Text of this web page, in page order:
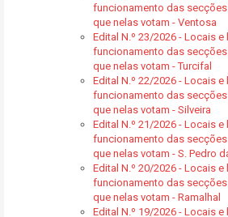
funcionamento das
que nelas votam - Ventosa
Edital N.º 23/2026 - Locais
funcionamento das
que nelas votam - Turcifal
Edital N.º 22/2026 - Locais
funcionamento das
que nelas votam - Silveira
Edital N.º 21/2026 - Locais
funcionamento das
que nelas votam - S. Pedro
Edital N.º 20/2026 - Locais
funcionamento das
que nelas votam - Ramalhal
Edital N.º 19/2026 - Locais